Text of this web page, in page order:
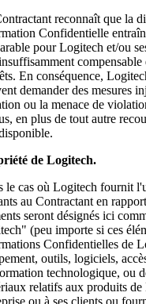
reconnaît que la
Confidentielle
pour Logitech et/ou
compensable
En conséquence,
demander des mesures
ou la menace de
en plus de tout autre
de Logitech.
le cas où Logitech fournit
au Contractant en
seront désignés ici
(peu importe si ces
Confidentielles de
outils, logiciels,
technologique, ou
relatifs aux produits de